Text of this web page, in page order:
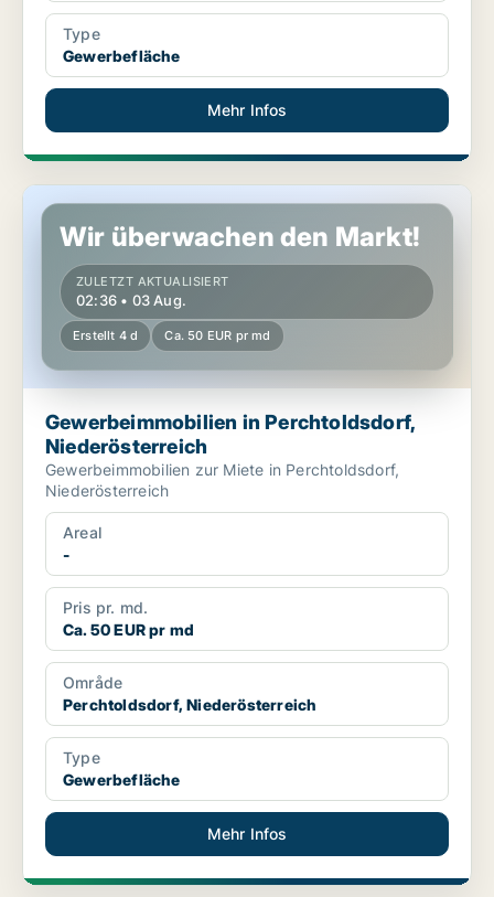
Type
Gewerbefläche
Mehr Infos
Gewerbeimmobilien in Perchtoldsdorf, Niederösterreich
Wir überwachen den Markt!
ZULETZT AKTUALISIERT
02:36 • 03 Aug.
Erstellt 4 d Ca. 50 EUR pr md
Gewerbeimmobilien in Perchtoldsdorf,
Niederösterreich
Gewerbeimmobilien zur Miete in Perchtoldsdorf,
Niederösterreich
Areal
-
Pris pr. md.
Ca. 50 EUR pr md
Område
Perchtoldsdorf, Niederösterreich
Type
Gewerbefläche
Mehr Infos